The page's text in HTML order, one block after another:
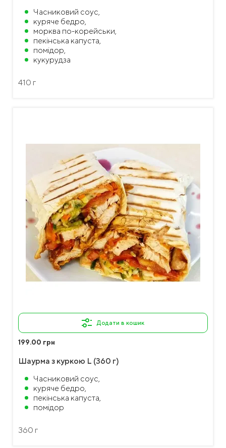
Часниковий соус,
куряче бедро,
морква по-корейськи,
пекінська капуста,
помідор,
кукурудза
410 г
Додати в кошик
199.00 грн
Шаурма з куркою L (360 г)
Часниковий соус,
куряче бедро,
пекінська капуста,
помідор
360 г